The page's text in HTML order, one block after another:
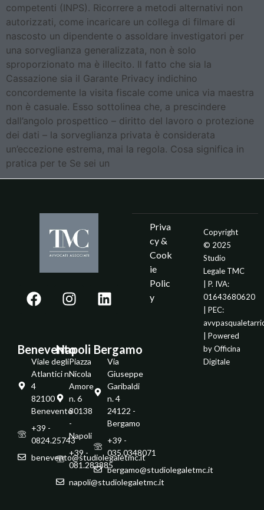
competenti (INPS). Ricorrere a metodi alternativi non
autorizzati, come incaricare un collega di filmare di
nascosto un dipendente o assoldare investigatori per
una sorveglianza generalizzata, non è solo
sproporzionato ma è illecito. Il fatto che sia la
Cassazione sia il Garante Privacy indichino
concordemente la visita fiscale come unica via maestra
non è casuale. Esso sottolinea che, a prescindere
dall’angolo prospettico – diritto del lavoro o protezione
dei dati – la sorveglianza privata è considerata
un’eccezione estrema, mai la regola. Cosa significa in
pratica per te Se sei un
Benevento
Viale degli
Atlantici n.
4
82100 -
Benevento
+39 -
0824.25743
benevento@studiolegaletmc.it
Napoli
Piazza
Nicola
Amore
n. 6
80138
-
Napoli
+39 -
081.283885
napoli@studiolegaletmc.it
Bergamo
Via
Giuseppe
Garibaldi
n. 4
24122 -
Bergamo
+39 -
035.0348071
bergamo@studiolegaletmc.it
Priva
cy &
Cook
ie
Polic
y
Copyright
© 2025
Studio
Legale TMC
| P. IVA:
01643680620
| PEC:
| Powered
byOfficina
Digitale